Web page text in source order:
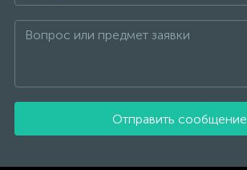
Отправить сообщение